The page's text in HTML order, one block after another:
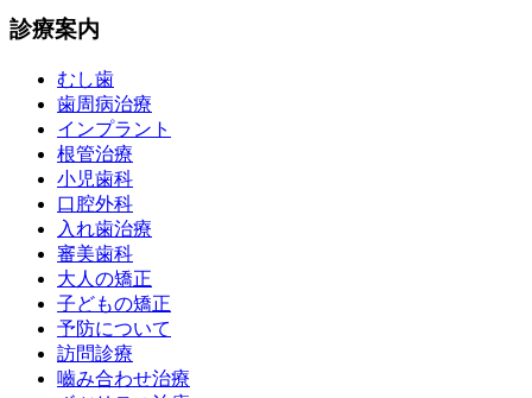
診療案内
むし歯
歯周病治療
インプラント
根管治療
小児歯科
口腔外科
入れ歯治療
審美歯科
大人の矯正
子どもの矯正
予防について
訪問診療
嚙み合わせ治療